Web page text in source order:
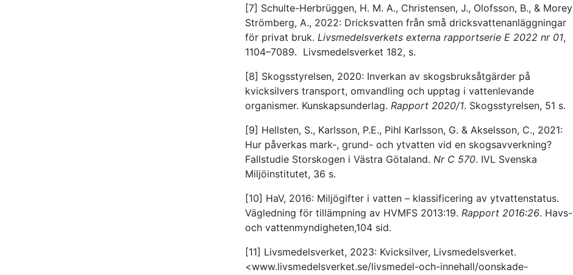
[7] Schulte-Herbrüggen, H. M. A., Christensen, J., Olofsson, B., & Morey
Strömberg, A., 2022: Dricksvatten från små dricksvattenanläggningar
för privat bruk. Livsmedelsverkets externa rapportserie E 2022 nr 01,
1104–7089. Livsmedelsverket 182, s.
[8] Skogsstyrelsen, 2020: Inverkan av skogsbruksåtgärder på
kvicksilvers transport, omvandling och upptag i vattenlevande
organismer. Kunskapsunderlag. Rapport 2020/1. Skogsstyrelsen, 51 s.
[9] Hellsten, S., Karlsson, P.E., Pihl Karlsson, G. & Akselsson, C., 2021:
Hur påverkas mark-, grund- och ytvatten vid en skogsavverkning?
Fallstudie Storskogen i Västra Götaland. Nr C 570. IVL Svenska
Miljöinstitutet, 36 s.
[10] HaV, 2016: Miljögifter i vatten – klassificering av ytvattenstatus.
Vägledning för tillämpning av HVMFS 2013:19. Rapport 2016:26. Havs-
och vattenmyndigheten,104 sid.
[11] Livsmedelsverket, 2023: Kvicksilver, Livsmedelsverket.
<www.livsmedelsverket.se/livsmedel-och-innehall/oonskade-